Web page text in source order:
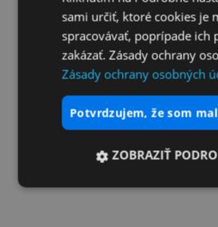
sami určiť, ktoré cookies je
spracovávať, poprípade ich
zakázať. Zásady ochrany
Zásady ochrany osobných
potvrdzujem, že som
ZOBRAZIŤ